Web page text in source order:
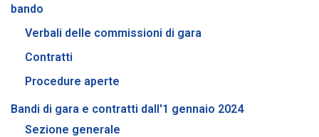
bando
Verbali delle commissioni di gara
Contratti
Procedure aperte
Bandi di gara e contratti dall'1 gennaio 2024
Sezione generale